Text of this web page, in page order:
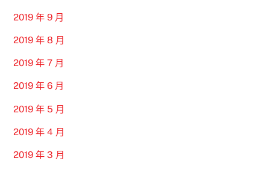
2019 年 9 月
2019 年 8 月
2019 年 7 月
2019 年 6 月
2019 年 5 月
2019 年 4 月
2019 年 3 月